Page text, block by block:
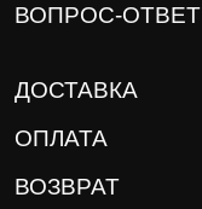
ВОПРОС-ОТВЕТ
ДОСТАВКА
ОПЛАТА
ВОЗВРАТ